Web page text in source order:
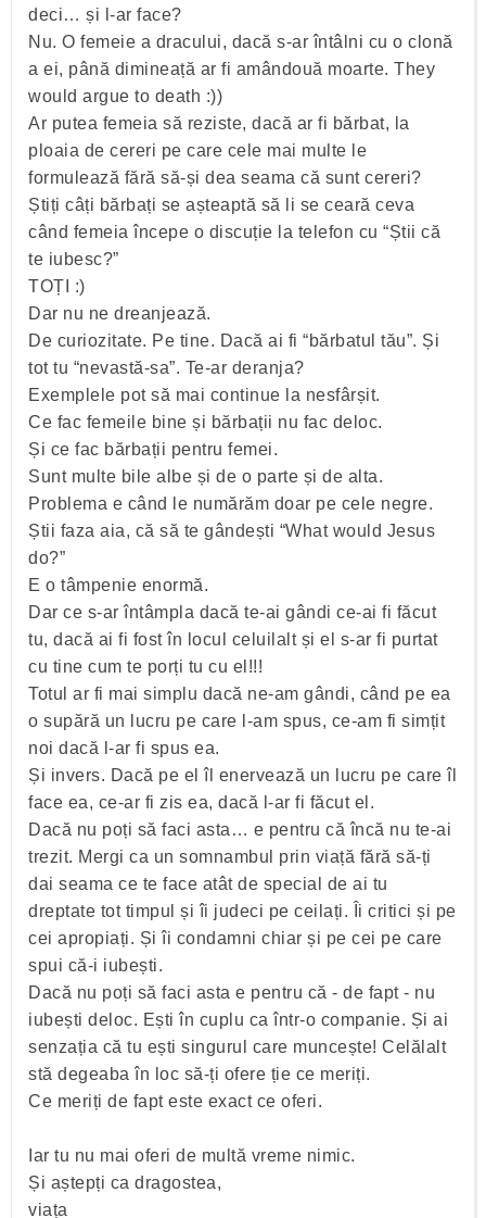
deci… și l-ar face?
Nu. O femeie a dracului, dacă s-ar întâlni cu o clonă
a ei, până dimineață ar fi amândouă moarte. They
would argue to death :))
Ar putea femeia să reziste, dacă ar fi bărbat, la
ploaia de cereri pe care cele mai multe le
formulează fără să-și dea seama că sunt cereri?
Știți câți bărbați se așteaptă să li se ceară ceva
când femeia începe o discuție la telefon cu “Știi că
te iubesc?”
TOȚI :)
Dar nu ne dreanjează.
De curiozitate. Pe tine. Dacă ai fi “bărbatul tău”. Și
tot tu “nevastă-sa”. Te-ar deranja?
Exemplele pot să mai continue la nesfârșit.
Ce fac femeile bine și bărbații nu fac deloc.
Și ce fac bărbații pentru femei.
Sunt multe bile albe și de o parte și de alta.
Problema e când le numărăm doar pe cele negre.
Știi faza aia, că să te gândești “What would Jesus
do?”
E o tâmpenie enormă.
Dar ce s-ar întâmpla dacă te-ai gândi ce-ai fi făcut
tu, dacă ai fi fost în locul celuilalt și el s-ar fi purtat
cu tine cum te porți tu cu el!!!
Totul ar fi mai simplu dacă ne-am gândi, când pe ea
o supără un lucru pe care l-am spus, ce-am fi simțit
noi dacă l-ar fi spus ea.
Și invers. Dacă pe el îl enervează un lucru pe care îl
face ea, ce-ar fi zis ea, dacă l-ar fi făcut el.
Dacă nu poți să faci asta… e pentru că încă nu te-ai
trezit. Mergi ca un somnambul prin viață fără să-ți
dai seama ce te face atât de special de ai tu
dreptate tot timpul și îi judeci pe ceilați. Îi critici și pe
cei apropiați. Și îi condamni chiar și pe cei pe care
spui că-i iubești.
Dacă nu poți să faci asta e pentru că - de fapt - nu
iubești deloc. Ești în cuplu ca într-o companie. Și ai
senzația că tu ești singurul care muncește! Celălalt
stă degeaba în loc să-ți ofere ție ce meriți.
Ce meriți de fapt este exact ce oferi.
Iar tu nu mai oferi de multă vreme nimic.
Și aștepți ca dragostea,
viața